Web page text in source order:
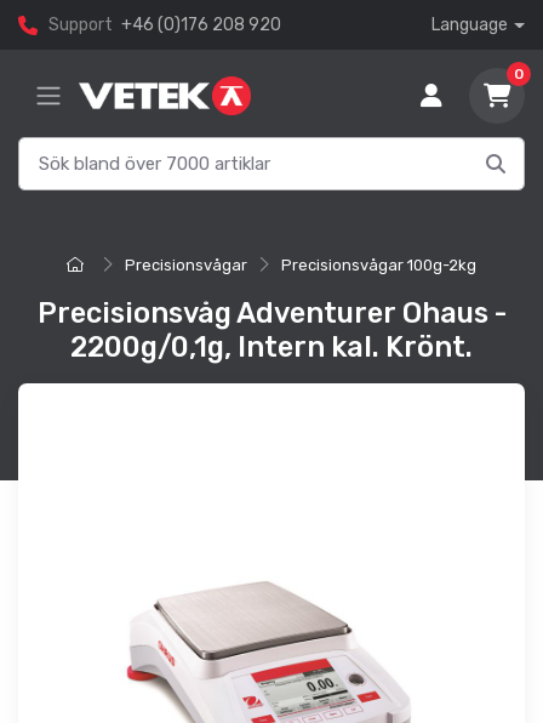
Support +46 (0)176 208 920 Language
0
Precisionsvågar Precisionsvågar 100g-2kg
Precisionsvåg Adventurer Ohaus -
2200g/0,1g, Intern kal. Krönt.